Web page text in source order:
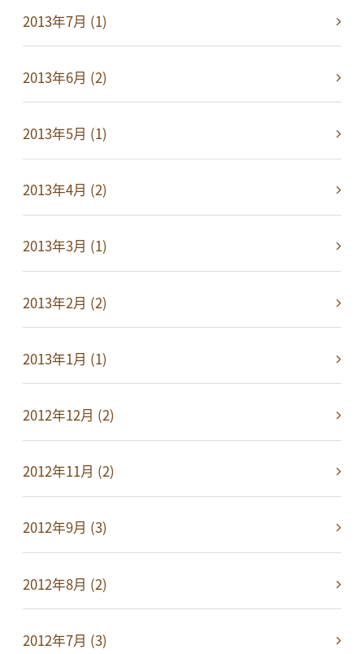
2013年7月 (1)
2013年6月 (2)
2013年5月 (1)
2013年4月 (2)
2013年3月 (1)
2013年2月 (2)
2013年1月 (1)
2012年12月 (2)
2012年11月 (2)
2012年9月 (3)
2012年8月 (2)
2012年7月 (3)